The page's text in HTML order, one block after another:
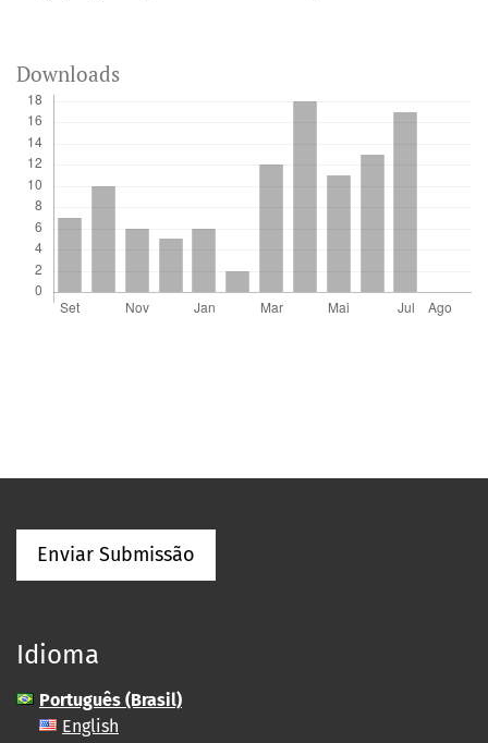
Downloads
Enviar Submissão
Idioma
Português (Brasil)
English